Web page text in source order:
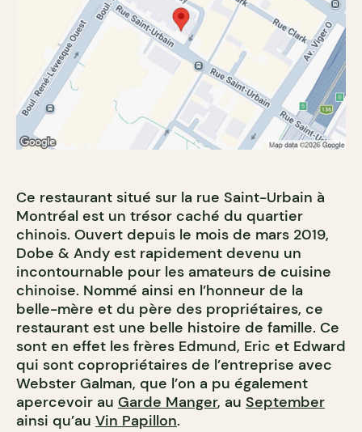
Ce restaurant situé sur la rue Saint-Urbain à
Montréal est un trésor caché du quartier
chinois. Ouvert depuis le mois de mars 2019,
Dobe & Andy est rapidement devenu un
incontournable pour les amateurs de cuisine
chinoise. Nommé ainsi en l’honneur de la
belle-mère et du père des propriétaires, ce
restaurant est une belle histoire de famille. Ce
sont en effet les frères Edmund, Eric et Edward
qui sont copropriétaires de l’entreprise avec
Webster Galman, que l’on a pu également
apercevoir au Garde Manger, au September
ainsi qu’au Vin Papillon.